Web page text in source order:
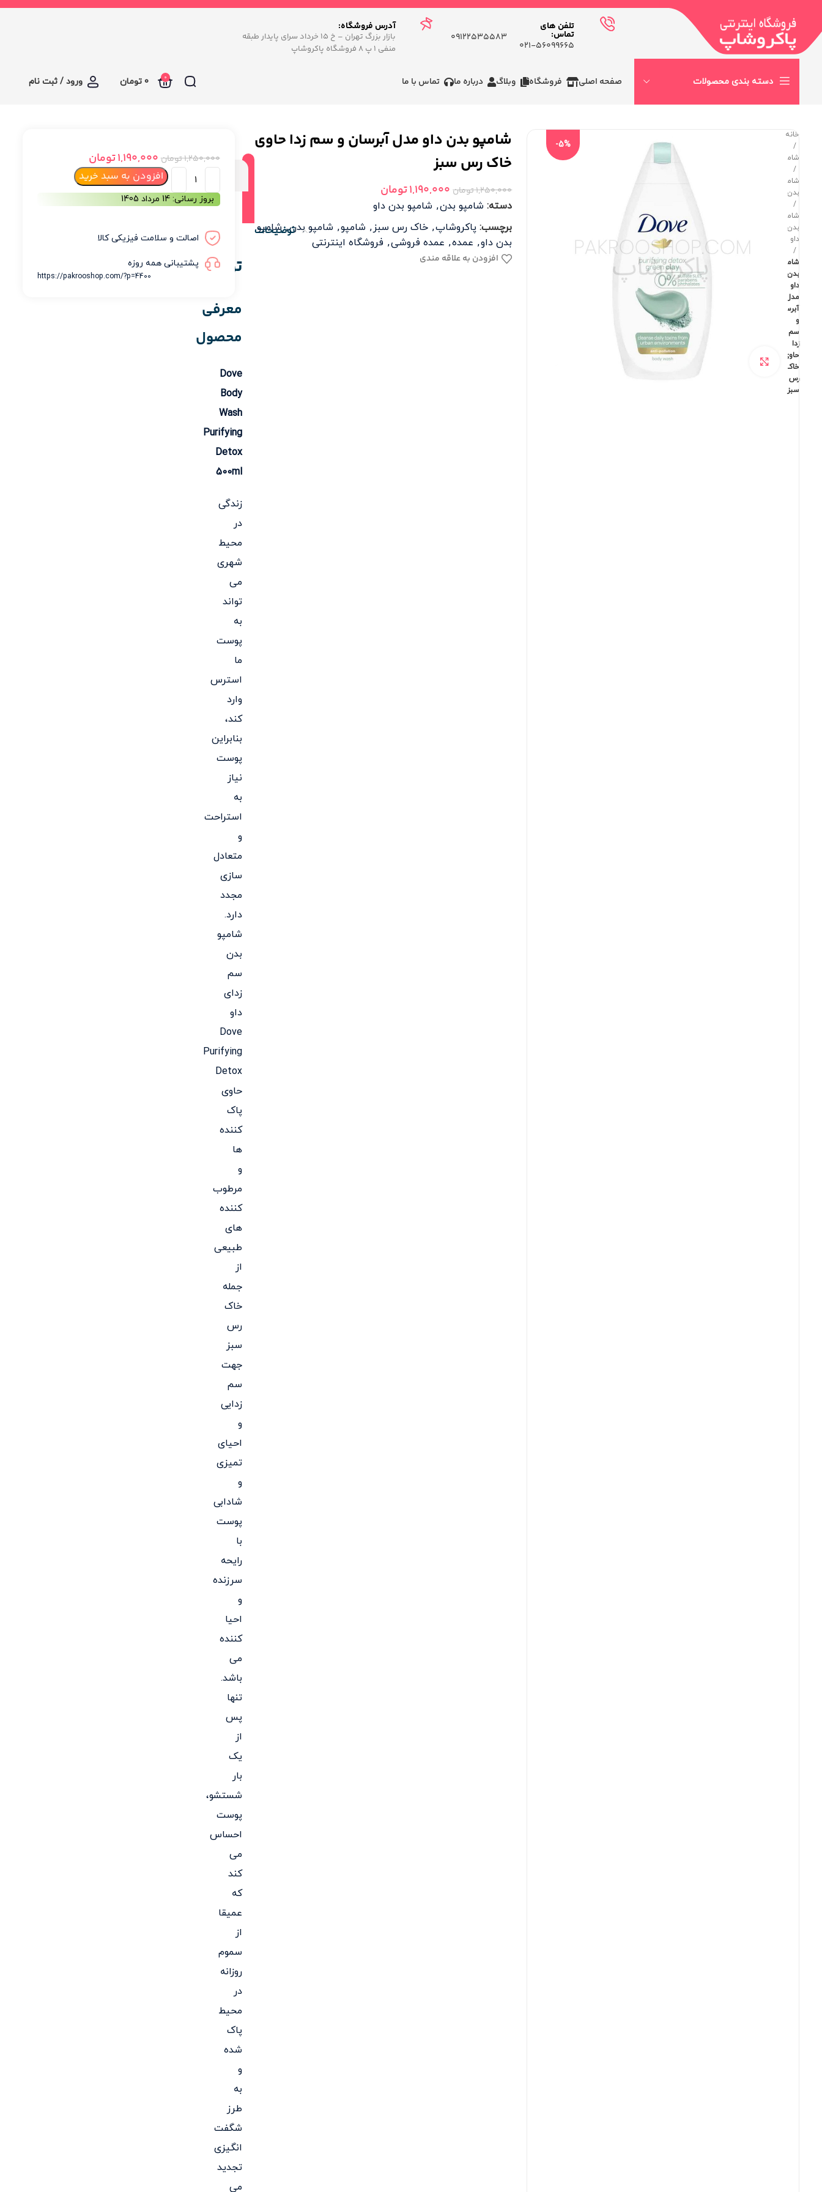
تلفن های
تماس:
56099665-٠٢١
09122535583
آدرس فروشگاه:
بازار بزرگ تهران – خ ۱۵ خرداد سرای پایدار طبقه
منفی ۱ پ ۸ فروشگاه پاکروشاپ
دسته بندی محصولات صفحه اصلی فروشگاه وبلاگ درباره ما تماس با ما 0
0 تومان ورود / ثبت نام
خانه
شامپو
شامپو
بدن
شامپو
بدن
داو
شامپو
بدن
داو
مدل
آبرسان
و
سم
زدا
حاوی
خاک
رس
سبز
-5%
برای بزرگنمایی کلیک کنید
شامپو بدن داو مدل آبرسان و سم زدا حاوی
خاک رس سبز
1,250,000تومان 1,190,000تومان
دسته: شامپو بدن, شامپو بدن داو
برچسب: پاکروشاپ, خاک رس سبز , شامپو, شامپو بدن, شامپو
بدن داو, عمده, عمده فروشی, فروشگاه اینترنتی
افزودن به علاقه مندی
توضیحات
نظرات (0)
توضیحات
توضیحات
معرفی
محصول
Dove
Body
Wash
Purifying
Detox
500ml
زندگی
در
محیط
شهری
می
تواند
به
پوست
ما
استرس
وارد
کند،
بنابراین
پوست
نیاز
به
استراحت
و
متعادل
سازی
مجدد
دارد.
شامپو
بدن
سم
زدای
داو
Dove
Purifying
Detox
حاوی
پاک
کننده
ها
و
مرطوب
کننده
های
طبیعی
از
جمله
خاک
رس
سبز
جهت
سم
زدایی
و
احیای
تمیزی
و
شادابی
پوست
با
رایحه
سرزنده
و
احیا
کننده
می
باشد.
تنها
پس
از
یک
بار
شستشو،
پوست
احساس
می
کند
که
عمیقا
از
سموم
روزانه
در
محیط
پاک
شده
و
به
طرز
شگفت
انگیزی
تجدید
می
1,250,000تومان 1,190,000تومان
افزودن به سبد خرید
بروز رسانی: 14 مرداد 1405
اصالت و سلامت فیزیکی کالا
پشتیبانی همه روزه
https://pakrooshop.com/?p=4400